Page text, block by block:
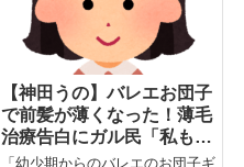
【神田うの】バレエお団子
で前髪が薄くなった！薄毛
治療告白にガル民「私もし
たい！」女性薄毛のリアル
「幼少期からのバレエのお団子ギ